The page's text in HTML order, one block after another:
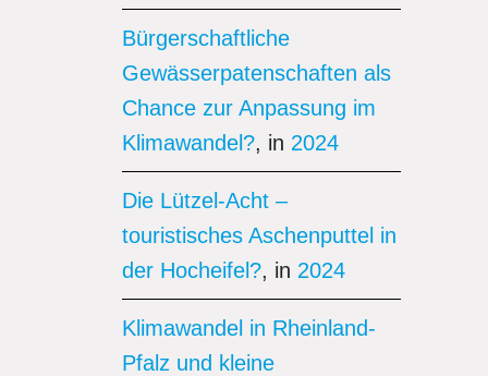
Bürgerschaftliche
Gewässerpatenschaften als
Chance zur Anpassung im
Klimawandel?, in 2024
Die Lützel-Acht –
touristisches Aschenputtel in
der Hocheifel?, in 2024
Klimawandel in Rheinland-
Pfalz und kleine